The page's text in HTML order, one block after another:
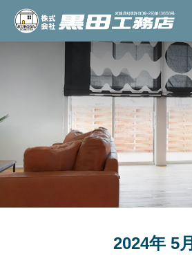
2024年 5月